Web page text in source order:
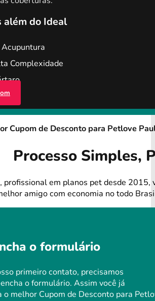
além do Ideal
Complexidade
Cupom de Desconto para Petlove
Processo Simples,
profissional em planos pet desde 2015,
amigo com economia no todo
o formulário
primeiro contato, precisamos
o formulário. Assim você já
o melhor Cupom de Desconto para